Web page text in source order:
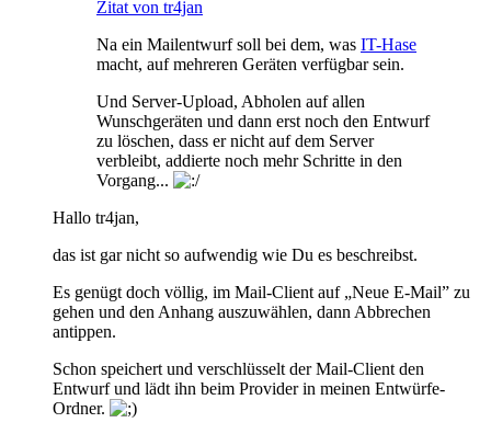
Zitat von tr4jan
Na ein Mailentwurf soll bei dem, was IT-Hase
macht, auf mehreren Geräten verfügbar sein.
Und Server-Upload, Abholen auf allen
Wunschgeräten und dann erst noch den Entwurf
zu löschen, dass er nicht auf dem Server
verbleibt, addierte noch mehr Schritte in den
Vorgang...
Hallo tr4jan,
das ist gar nicht so aufwendig wie Du es beschreibst.
Es genügt doch völlig, im Mail-Client auf „Neue E-Mail” zu
gehen und den Anhang auszuwählen, dann Abbrechen
antippen.
Schon speichert und verschlüsselt der Mail-Client den
Entwurf und lädt ihn beim Provider in meinen Entwürfe-
Ordner.